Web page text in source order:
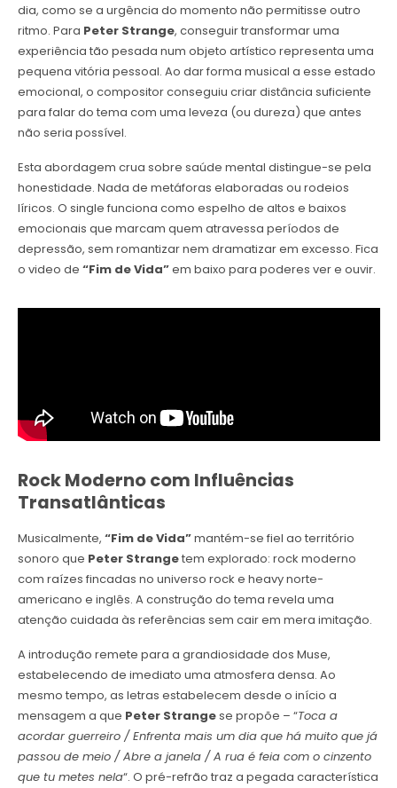
dia, como se a urgência do momento não permitisse outro
ritmo. Para Peter Strange, conseguir transformar uma
experiência tão pesada num objeto artístico representa uma
pequena vitória pessoal. Ao dar forma musical a esse estado
emocional, o compositor conseguiu criar distância suficiente
para falar do tema com uma leveza (ou dureza) que antes
não seria possível.
Esta abordagem crua sobre saúde mental distingue-se pela
honestidade. Nada de metáforas elaboradas ou rodeios
líricos. O single funciona como espelho de altos e baixos
emocionais que marcam quem atravessa períodos de
depressão, sem romantizar nem dramatizar em excesso. Fica
o video de “Fim de Vida”em baixo para poderes ver e ouvir.
Rock Moderno com Influências
Transatlânticas
Musicalmente, “Fim de Vida”mantém-se fiel ao território
sonoro que Peter Strangetem explorado: rock moderno
com raízes fincadas no universo rock e heavy norte-
americano e inglês. A construção do tema revela uma
atenção cuidada às referências sem cair em mera imitação.
A introdução remete para a grandiosidade dos Muse,
estabelecendo de imediato uma atmosfera densa. Ao
mesmo tempo, as letras estabelecem desde o início a
mensagem a que Peter Strangese propõe – “Toca a
acordar guerreiro / Enfrenta mais um dia que há muito que já
passou de meio / Abre a janela / A rua é feia com o cinzento
que tu metes nela“. O pré-refrão traz a pegada característica